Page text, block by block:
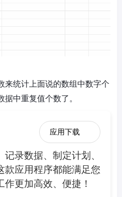
统计上面说的数组中数字个
中重复值个数了。
应用下载
录数据、制定计划、
款应用程序都能满足您
更加高效、便捷！